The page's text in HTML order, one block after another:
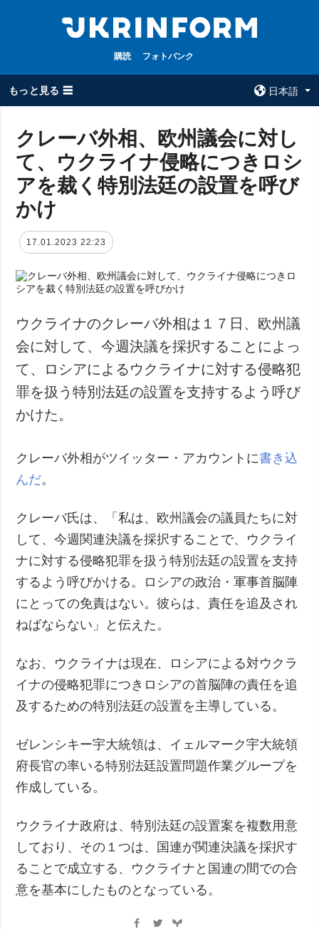
購読 フォトバンク
もっと見る ☰
日本語
全てのトピック
戦争
被占領地
経済・復興
防衛
社会・文化
スポーツ
犯罪
事故・緊急事態
ウクルインフォ
ルム
ウクルインフォル
追加
特集
写真
動画
サービス
クレーバ外相、欧州議会に対し
て、ウクライナ侵略につきロシ
アを裁く特別法廷の設置を呼び
かけ
17.01.2023 22:23
ウクライナのクレーバ外相は１７日、欧州議
会に対して、今週決議を採択することによっ
て、ロシアによるウクライナに対する侵略犯
罪を扱う特別法廷の設置を支持するよう呼び
かけた。
クレーバ外相がツイッター・アカウントに書き込
んだ。
クレーバ氏は、「私は、欧州議会の議員たちに対
して、今週関連決議を採択することで、ウクライ
ナに対する侵略犯罪を扱う特別法廷の設置を支持
するよう呼びかける。ロシアの政治・軍事首脳陣
にとっての免責はない。彼らは、責任を追及され
ねばならない」と伝えた。
なお、ウクライナは現在、ロシアによる対ウクラ
イナの侵略犯罪につきロシアの首脳陣の責任を追
及するための特別法廷の設置を主導している。
ゼレンシキー宇大統領は、イェルマーク宇大統領
府長官の率いる特別法廷設置問題作業グループを
作成している。
ウクライナ政府は、特別法廷の設置案を複数用意
しており、その１つは、国連が関連決議を採択す
ることで成立する、ウクライナと国連の間での合
意を基本にしたものとなっている。